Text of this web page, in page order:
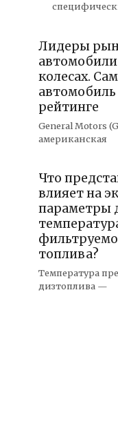
Лидеры
колесах.
автомобиль
рейтинге
General Motors
американская
Что
влияет на
параметры
топлива?
Температура
дизтоплива —